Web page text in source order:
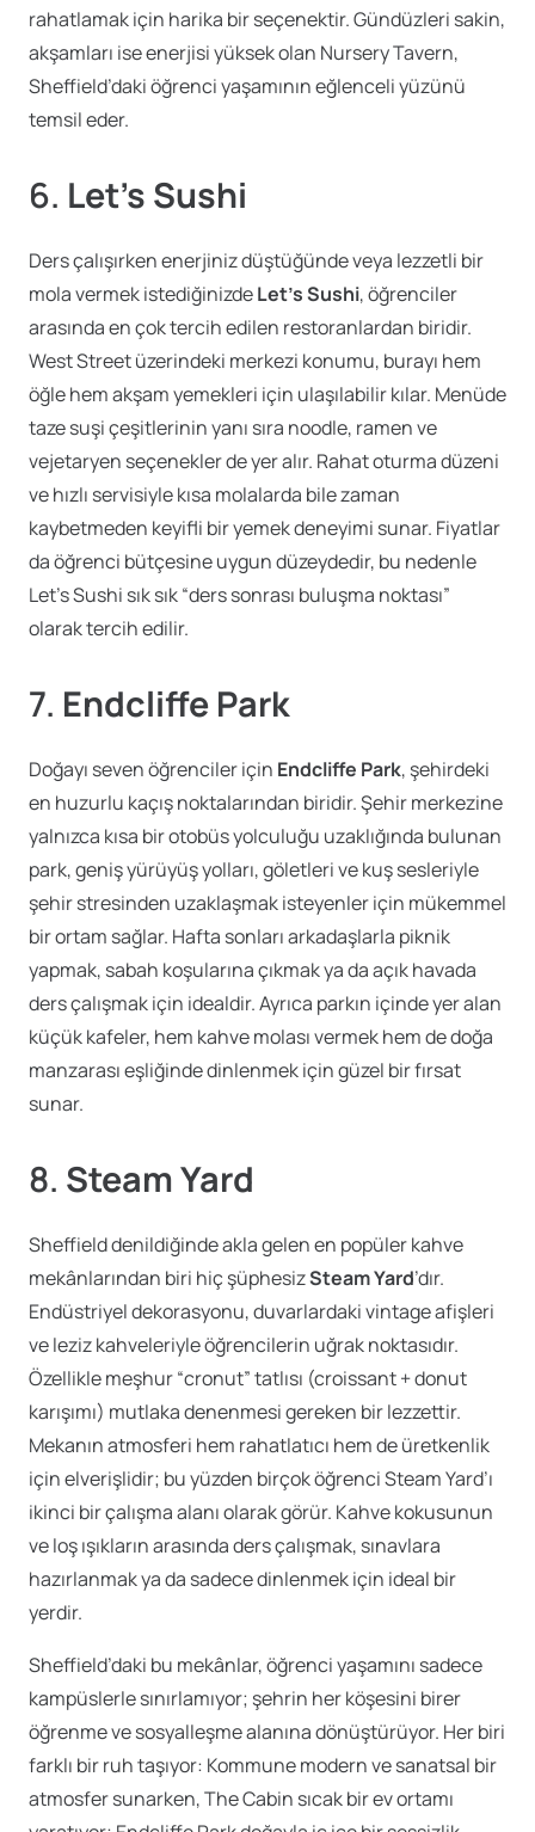
rahatlamak için harika bir seçenektir. Gündüzleri sakin,
akşamları ise enerjisi yüksek olan Nursery Tavern,
Sheffield’daki öğrenci yaşamının eğlenceli yüzünü
temsil eder.
6. Let’s Sushi
Ders çalışırken enerjiniz düştüğünde veya lezzetli bir
mola vermek istediğinizdeLet’s Sushi, öğrenciler
arasında en çok tercih edilen restoranlardan biridir.
West Street üzerindeki merkezi konumu, burayı hem
öğle hem akşam yemekleri için ulaşılabilir kılar. Menüde
taze suşi çeşitlerinin yanı sıra noodle, ramen ve
vejetaryen seçenekler de yer alır. Rahat oturma düzeni
ve hızlı servisiyle kısa molalarda bile zaman
kaybetmeden keyifli bir yemek deneyimi sunar. Fiyatlar
da öğrenci bütçesine uygun düzeydedir, bu nedenle
Let’s Sushi sık sık “ders sonrası buluşma noktası”
olarak tercih edilir.
7. Endcliffe Park
Doğayı seven öğrenciler için Endcliffe Park, şehirdeki
en huzurlu kaçış noktalarından biridir. Şehir merkezine
yalnızca kısa bir otobüs yolculuğu uzaklığında bulunan
park, geniş yürüyüş yolları, göletleri ve kuş sesleriyle
şehir stresinden uzaklaşmak isteyenler için mükemmel
bir ortam sağlar. Hafta sonları arkadaşlarla piknik
yapmak, sabah koşularına çıkmak ya da açık havada
ders çalışmak için idealdir. Ayrıca parkın içinde yer alan
küçük kafeler, hem kahve molası vermek hem de doğa
manzarası eşliğinde dinlenmek için güzel bir fırsat
sunar.
8. Steam Yard
Sheffield denildiğinde akla gelen en popüler kahve
mekânlarından biri hiç şüphesizSteam Yard’dır.
Endüstriyel dekorasyonu, duvarlardaki vintage afişleri
ve leziz kahveleriyle öğrencilerin uğrak noktasıdır.
Özellikle meşhur “cronut” tatlısı (croissant + donut
karışımı) mutlaka denenmesi gereken bir lezzettir.
Mekanın atmosferi hem rahatlatıcı hem de üretkenlik
için elverişlidir; bu yüzden birçok öğrenci Steam Yard’ı
ikinci bir çalışma alanı olarak görür. Kahve kokusunun
ve loş ışıkların arasında ders çalışmak, sınavlara
hazırlanmak ya da sadece dinlenmek için ideal bir
yerdir.
Sheffield’daki bu mekânlar, öğrenci yaşamını sadece
kampüslerle sınırlamıyor; şehrin her köşesini birer
öğrenme ve sosyalleşme alanına dönüştürüyor. Her biri
farklı bir ruh taşıyor: Kommune modern ve sanatsal bir
atmosfer sunarken, The Cabin sıcak bir ev ortamı